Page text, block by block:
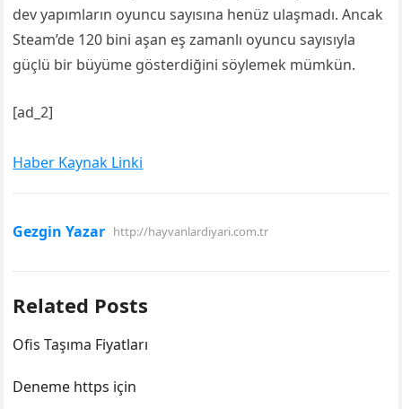
dev yapımların oyuncu sayısına henüz ulaşmadı. Ancak
Steam’de 120 bini aşan eş zamanlı oyuncu sayısıyla
güçlü bir büyüme gösterdiğini söylemek mümkün.
[ad_2]
Haber Kaynak Linki
Gezgin Yazar http://hayvanlardiyari.com.tr
Related Posts
Ofis Taşıma Fiyatları
Deneme https için